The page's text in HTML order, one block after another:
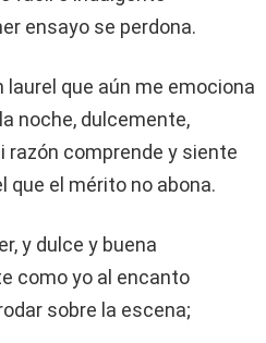
ensayo se perdona.
laurel que aún me emociona
noche, dulcemente,
razón comprende y siente
que el mérito no abona.
y dulce y buena
como yo al encanto
sobre la escena;